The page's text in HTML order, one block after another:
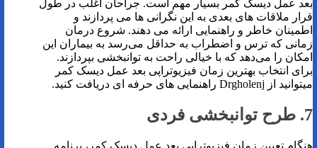
بعد عمل دیسک کمر بسیار مهم است. جراحان اغلب در طول
قرار ملاقات های بعدی به این نگرانی ها می پردازند و
اطمینان خاطر و راهنمایی ارائه می دهند. شروع درمان
زمانی که ترس و اضطراب به حداقل می‌رسد به بیماران این
امکان را می‌دهد که با خیالی راحت به توانبخشی بپردازند.
برای انتخاب بهترین زمان فیزیوتراپی بعد عمل دیسک کمر
میتوانید از Drgholenj راهنمایی های حرفه ای دریافت کنید.
7. طرح توانبخشی فردی
هنگام تعیین زمان فیزیوتراپی بعد عمل دیسک کمر، برنامه